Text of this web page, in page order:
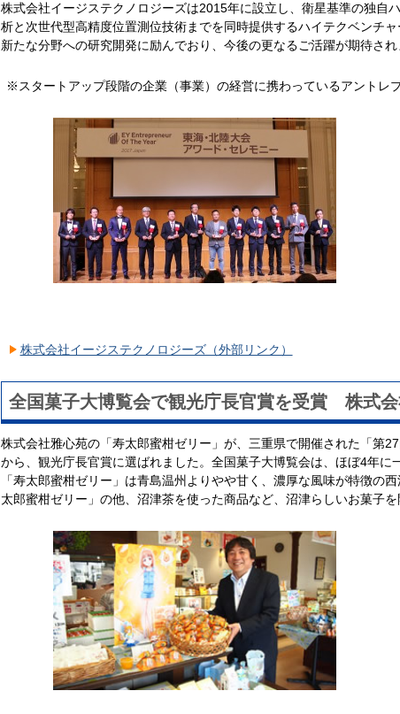
株式会社イージステクノロジーズは2015年に設立し、衛星基準の独自
析と次世代型高精度位置測位技術までを同時提供するハイテクベンチ
新たな分野への研究開発に励んでおり、今後の更なるご活躍が期待され
※スタートアップ段階の企業（事業）の経営に携わっているアントレ
株式会社イージステクノロジーズ（外部リンク）
全国菓子大博覧会で観光庁長官賞を受賞 株式
株式会社雅心苑の「寿太郎蜜柑ゼリー」が、三重県で開催された「第
から、観光庁長官賞に選ばれました。全国菓子大博覧会は、ほぼ4年に
「寿太郎蜜柑ゼリー」は青島温州よりやや甘く、濃厚な風味が特徴の
太郎蜜柑ゼリー」の他、沼津茶を使った商品など、沼津らしいお菓子